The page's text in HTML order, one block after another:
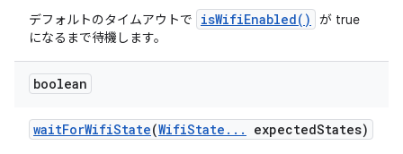
デフォルトのタイムアウトで isWifiEnabled()
が true
になるまで待機します。
boolean
waitForWifiState(WifiState . . . expectedStates)